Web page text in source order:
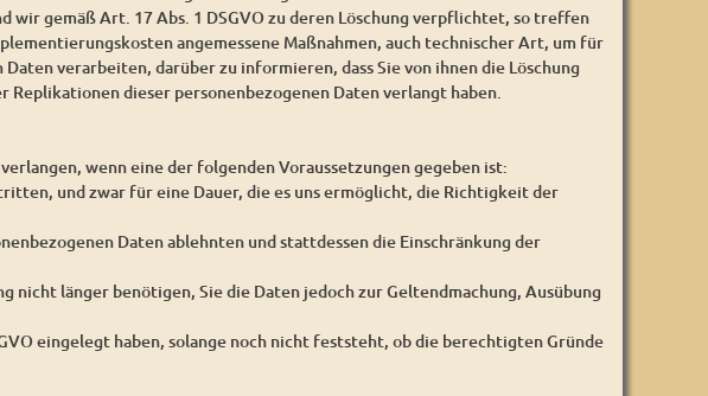
wir gemäß Art. 17 Abs. 1 DSGVO zu deren Löschung verpflichtet, so treffen
angemessene Maßnahmen, auch technischer Art, um für
verarbeiten, darüber zu informieren, dass Sie von ihnen die Löschung
Replikationen dieser personenbezogenen Daten verlangt haben.
wenn eine der folgenden Voraussetzungen gegeben ist:
und zwar für eine Dauer, die es uns ermöglicht, die Richtigkeit der
Daten ablehnten und stattdessen die Einschränkung der
länger benötigen, Sie die Daten jedoch zur Geltendmachung, Ausübung
eingelegt haben, solange noch nicht feststeht, ob die berechtigten Gründe